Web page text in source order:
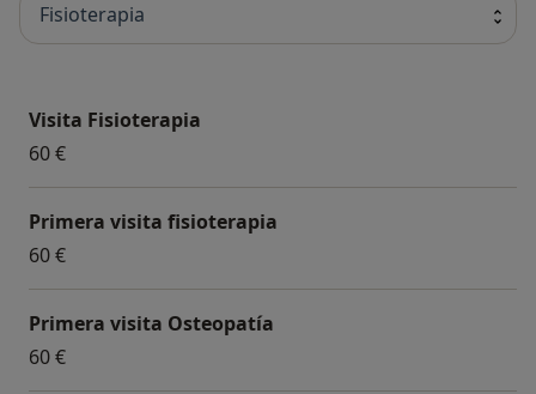
Fisioterapia
Visita Fisioterapia
60 €
Primera visita fisioterapia
60 €
Primera visita Osteopatía
60 €